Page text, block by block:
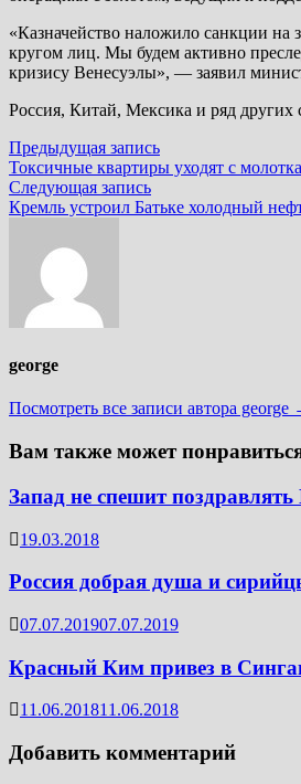
«Казначейство наложило санкции
кругом лиц. Мы будем активно
кризису Венесуэлы», — заявил
Россия, Китай, Мексика и ряд других
Навигация
по
записям
Предыдущая записьПредыдущая
запись:
Токсичные квартиры уходят с
Следующая записьСледующая
запись:
Кремль устроил Батьке холодный
george
Посмотреть все записи автора george
Вам также может
Запад не спешит
19.03.2018
Россия добрая душа и
07.07.201907.07.2019
Красный Ким привез в
11.06.201811.06.2018
Добавить комментарий